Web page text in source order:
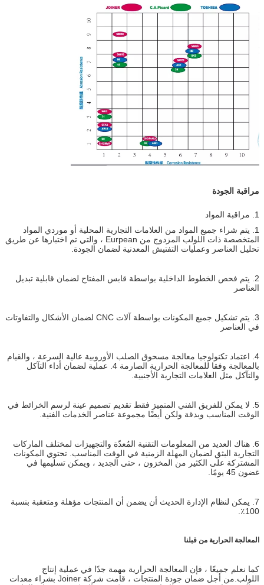
مراقبة الجودة
1. مراقبة المواد
1. يتم شراء جميع المواد من العلامات التجارية المحلية أو موردي المواد
المتخصصة ذات اللولب المزدوج من Eurpean ، والتي تم اختبارها عن طريق
تحليل العناصر وعمليات التفتيش المعدنية لضمان الجودة.
2. يتم فحص الخطوط الداخلية بواسطة قابس المفتاح لضمان قابلية تبديل
العناصر
3. يتم تشكيل جميع المكونات بواسطة آلات CNC لضمان الأشكال والتفاوتات
في العناصر
4. اعتماد تكنولوجيا معالجة مسحوق الصلب الأوروبية عالية السرعة ، والقيام
بالمعالجة وفقا للمعالجة الحرارية الصارمة 4. عملية لضمان أداء التآكل
والتآكل مثل العلامات التجارية الأجنبية.
5. لا يمكن للفريق الفني المتميز فقط تقديم تصميم عينة لرسم الخرائط في
الوقت المناسب وبدقة ولكن أيضًا مجموعة عناصر الخدمات الفنية.
6. هناك العديد من المعلومات التقنية المُعدّة والتجهيزات لمختلف الماركات
التجارية البثق لضمان المهلة الزمنية في الوقت المناسب. تحتوي المكونات
المشتركة على الكثير من المخزون ، حتى الجديد ، ويمكن تسليمها في
غضون 45 يومًا.
7. يمكن لنظام الإدارة الحديث أن يضمن أن المنتجات مؤهلة ومتعقبة بنسبة
100٪.
المعالجة الحرارية من قبلنا
كما نعلم جميعًا ، فإن المعالجة الحرارية مهمة جدًا في عملية إنتاج
اللولب.من أجل ضمان جودة المنتجات ، قامت شركة Joiner بشراء معدات